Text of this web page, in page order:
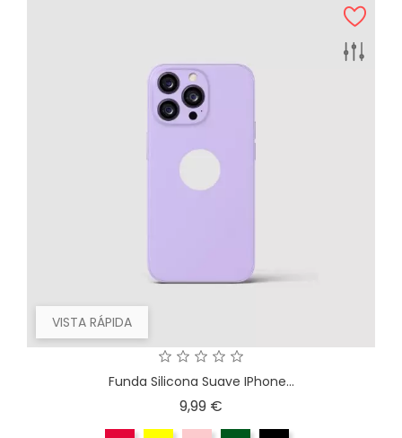
VISTA RÁPIDA
Funda Silicona Suave IPhone...
9,99 €